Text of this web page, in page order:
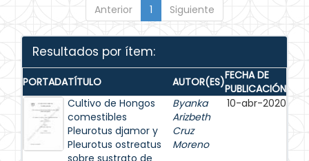
Anterior 1 Siguiente
Resultados por ítem:
PORTADATÍTULO AUTOR(ES)FECHA DE
PUBLICACIÓN
Cultivo de Hongos
comestibles
Pleurotus djamor y
Pleurotus ostreatus
sobre sustrato de
Byanka
Arizbeth
Cruz
Moreno
10-abr-2020